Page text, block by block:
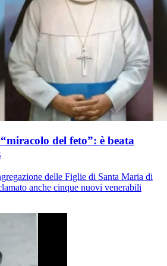
del feto”: è beata
delle Figlie di Santa Maria di
anche cinque nuovi venerabili